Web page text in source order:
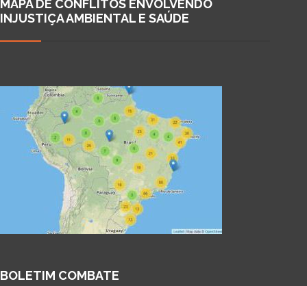
MAPA DE CONFLITOS ENVOLVENDO
INJUSTIÇA AMBIENTAL E SAÚDE
BOLETIM COMBATE